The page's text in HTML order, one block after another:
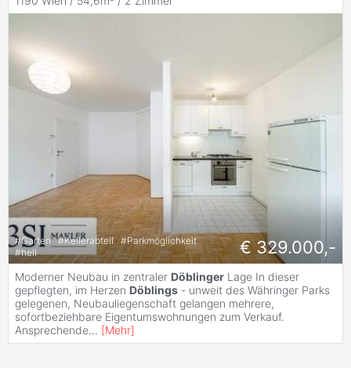
#Garten #Kellerabteil #Parkmöglichkeit
#hell € 329.000,-
Moderner Neubau in zentraler Döblinger Lage In dieser
gepflegten, im Herzen Döblings - unweit des Währinger Parks
gelegenen, Neubauliegenschaft gelangen mehrere,
sofortbeziehbare Eigentumswohnungen zum Verkauf.
Ansprechende... [Mehr]